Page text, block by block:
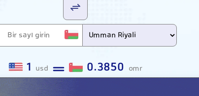
1 usd 0.3850 omr